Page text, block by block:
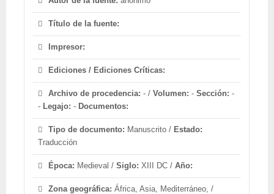
Título de la fuente:
Impresor:
Ediciones / Ediciones Críticas:
Archivo de procedencia: - /Volumen: -Sección: -
- Legajo: - Documentos:
Tipo de documento: Manuscrito / Estado:
Traducción
Época: Medieval /Siglo: XIII DC /Año:
Zona geográfica: África, Asia, Mediterráneo, /